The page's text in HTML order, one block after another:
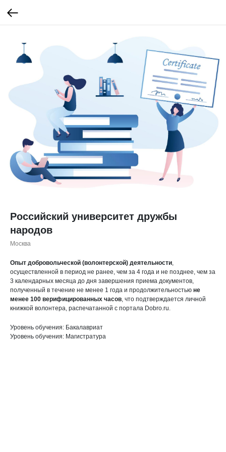
Российский университет дружбы
народов
Москва
Опыт добровольческой (волонтерской) деятельности,
осуществленной в период не ранее, чем за 4 года и не позднее, чем за
3 календарных месяца до дня завершения приема документов,
полученный в течение не менее 1 года и продолжительностью не
менее 100 верифицированных часов, что подтверждается личной
книжкой волонтера, распечатанной с портала Dobro.ru.
Уровень обучения: Бакалавриат
Уровень обучения: Магистратура